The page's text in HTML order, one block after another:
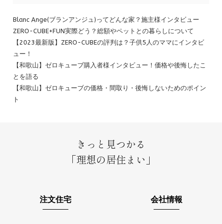
Blanc Ange(ブランアンジュ)ってどんな家？施主様インタビュー
ZERO-CUBE+FUN実際どう？総額やペットとの暮らしについて
【2023最新版】ZERO-CUBEの評判は？子供5人のママにインタビ
ュー！
【和歌山】ゼロキューブ購入者様インタビュー！価格や後悔したこ
とを語る
【和歌山】ゼロキューブの価格・間取り・後悔しないためのポイン
ト
きっと見つかる
「理想の居住まい」
注文住宅 会社情報